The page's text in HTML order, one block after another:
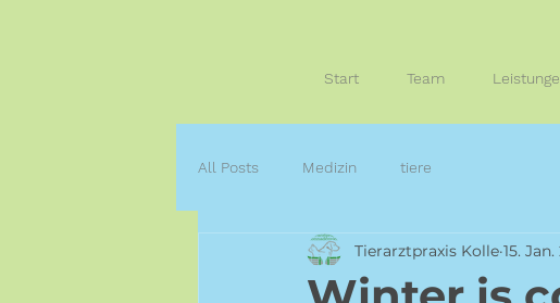
Start Team
All Posts Medizin tiere
Tierarztpraxis Kolle 15. Jan.